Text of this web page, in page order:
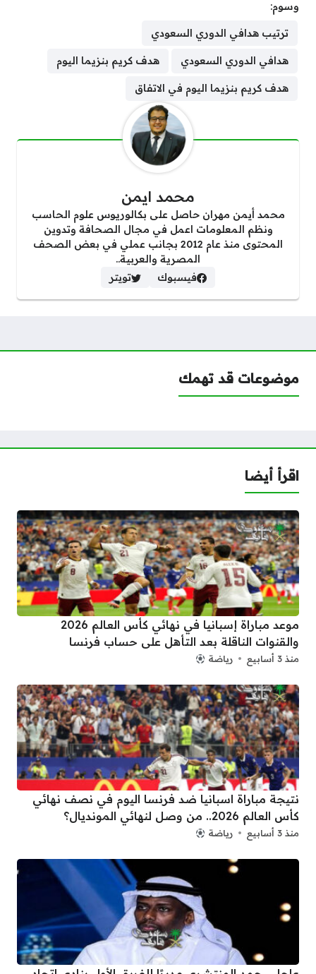
وسوم:
ترتيب هدافي الدوري السعودي
هدافي الدوري السعودي هدف كريم بنزيما اليوم
هدف كريم بنزيما اليوم في الاتفاق
محمد ايمن
محمد أيمن مهران حاصل على بكالوريوس علوم الحاسب
ونظم المعلومات اعمل في مجال الصحافة وتدوين
المحتوى منذ عام 2012 بجانب عملي في بعض الصحف
المصرية والعربية..
فيسبوك
تويتر
موضوعات قد تهمك
اقرأ أيضا
موعد مباراة إسبانيا في نهائي كأس العالم 2026
والقنوات الناقلة بعد التأهل على حساب فرنسا
منذ 3 أسابيع رياضة
نتيجة مباراة اسبانيا ضد فرنسا اليوم في نصف نهائي
كأس العالم 2026.. من وصل لنهائي المونديال؟
منذ 3 أسابيع رياضة